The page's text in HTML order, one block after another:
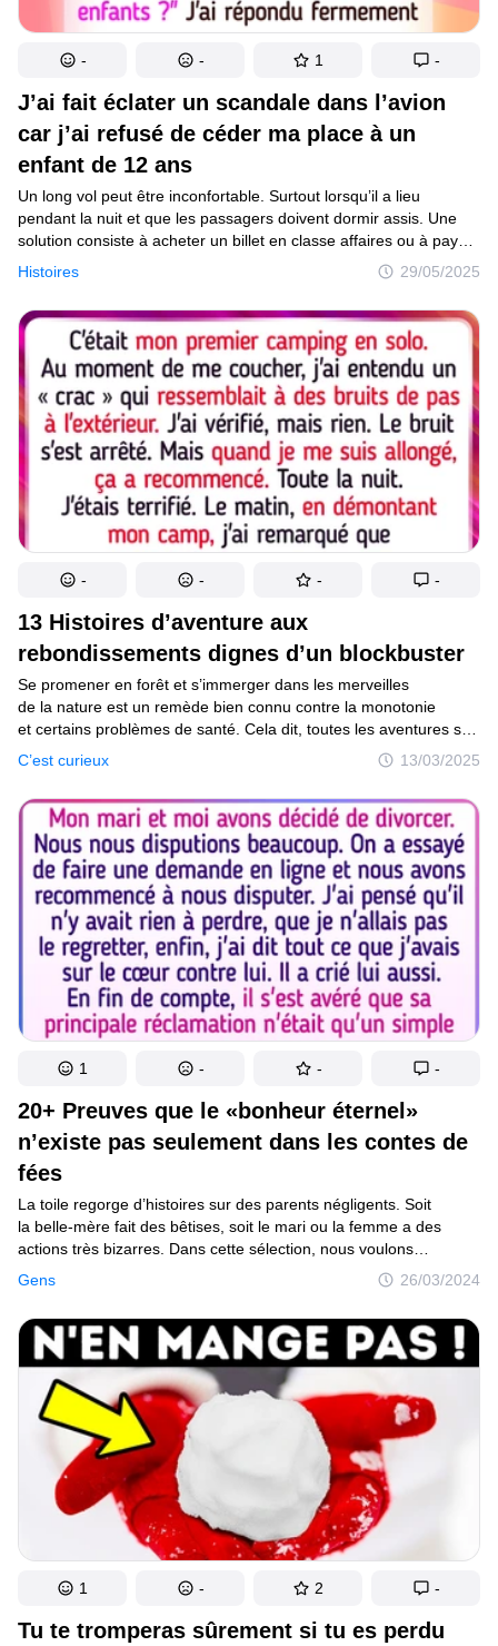
J’ai fait éclater un scandale dans l’avion
car j’ai refusé de céder ma place à un
enfant de 12 ans
Histoires 29/05/2025
Un long vol peut être inconfortable. Surtout lorsqu’il a lieu
pendant la nuit et que les passagers doivent dormir assis. Une
solution consiste à acheter un billet en classe affaires ou à payer
un supplément pour un siège avec plus d’espace pour les
jambes. La protagoniste de notre article a choisi la deuxième
option, mais lorsqu’elle est entrée dans l’avion, elle a découvert
qu’un adolescent avait pris sa place, et sa mère a insisté pour
que la femme cède son siège à son fils.
- - 1 -
13 Histoires d’aventure aux
rebondissements dignes d’un blockbuster
C’est curieux 13/03/2025
Se promener en forêt et s’immerger dans les merveilles
de la nature est un remède bien connu contre la monotonie
et certains problèmes de santé. Cela dit, toutes les aventures sur
les sentiers ne laissent pas forcément de bons souvenirs, car
certaines peuvent être carrément terrifiantes. Les jungles
regorgent de mystères et d’événements étranges, comme l’ont
découvert ces Redditors à travers leurs propres expériences.
Et les retournements de situation sont encore plus incroyables !
- - - -
20+ Preuves que le «bonheur éternel»
n’existe pas seulement dans les contes de
fées
Gens 26/03/2024
La toile regorge d’histoires sur des parents négligents. Soit
la belle-mère fait des bêtises, soit le mari ou la femme a des
actions très bizarres. Dans cette sélection, nous voulons
au contraire partager des histoires de personnes qui filent
1 - - -
Tu te tromperas sûrement si tu es perdu
1 - 2 -